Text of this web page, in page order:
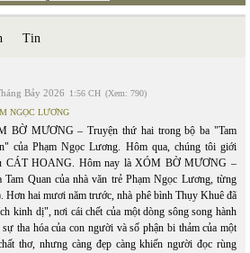
Tin
Bảy 2026 1:56 CH (Xem: 790)
NGỌC LƯƠNG
BỜ MƯƠNG – Truyện thứ hai trong bộ ba "Tam
của Phạm Ngọc Lương. Hôm qua, chúng tôi giới
CÁT HOANG. Hôm nay là XÓM BỜ MƯƠNG –
Quan của nhà văn trẻ Phạm Ngọc Lương, từng
Hơn hai mươi năm trước, nhà phê bình Thụy Khuê đã
kinh dị", nơi cái chết của một dòng sông song hành
tha hóa của con người và số phận bi thảm của một
thơ, nhưng càng đẹp càng khiến người đọc rùng